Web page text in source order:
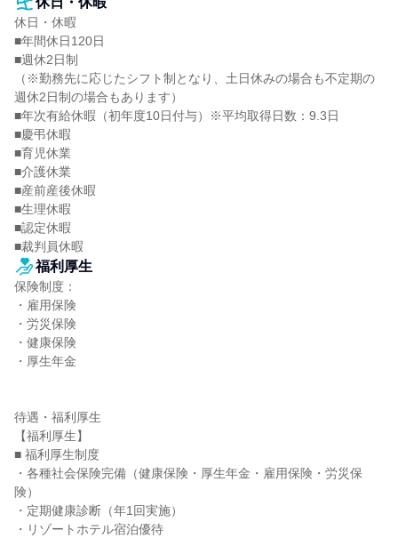
休日・休暇
■年間休日120日
■週休2日制
（※勤務先に応じたシフト制となり、土日休みの場合も不定期の
週休2日制の場合もあります）
■年次有給休暇（初年度10日付与）※平均取得日数：9.3日
■慶弔休暇
■育児休業
■介護休業
■産前産後休暇
■生理休暇
■認定休暇
■裁判員休暇
福利厚生
保険制度：
・雇用保険
・労災保険
・健康保険
・厚生年金
待遇・福利厚生
【福利厚生】
■ 福利厚生制度
・各種社会保険完備（健康保険・厚生年金・雇用保険・労災保
険）
・定期健康診断（年1回実施）
・リゾートホテル宿泊優待